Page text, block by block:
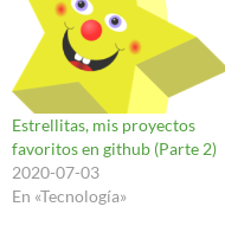
Estrellitas, mis proyectos
favoritos en github (Parte 2)
2020-07-03
En «Tecnología»